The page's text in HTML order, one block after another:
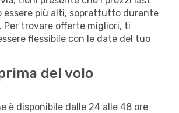
essere più alti, soprattutto durante
Per trovare offerte migliori, ti
flessibile con le date del tuo
del volo
è disponibile dalle 24 alle 48 ore